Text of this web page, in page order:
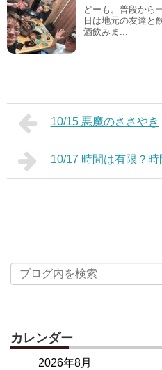
どーも。普段から
日は地元の友達と
酒飲みま...
10/15 悪魔のささやき
10/17 時間は有限？時
カレンダー
2026年8月